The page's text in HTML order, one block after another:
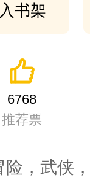
书架
6768
推荐票
，武侠